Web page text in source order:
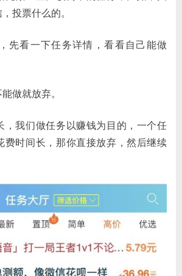
投票什么的。
先看一下任务详情，看看自己能做
做就放弃。
，我们做任务以赚钱为目的，一个任
费时间长，那你直接放弃，然后继续